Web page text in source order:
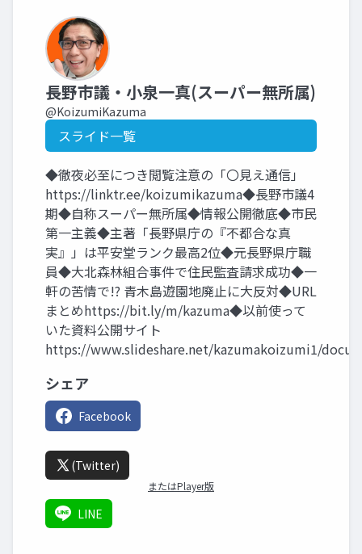
長野市議・小泉一真(スーパー無所属)
@KoizumiKazuma
スライド一覧
◆徹夜必至につき閲覧注意の「〇見え通信」
https://linktr.ee/koizumikazuma◆長野市議4
期◆自称スーパー無所属◆情報公開徹底◆市民
第一主義◆主著「長野県庁の『不都合な真
実』」は平安堂ランク最高2位◆元長野県庁職
員◆大北森林組合事件で住民監査請求成功◆一
軒の苦情で!? 青木島遊園地廃止に大反対◆URL
まとめhttps://bit.ly/m/kazuma◆以前使って
いた資料公開サイト
https://www.slideshare.net/kazumakoizumi1/
シェア
Facebook
(Twitter)
またはPlayer版
LINE